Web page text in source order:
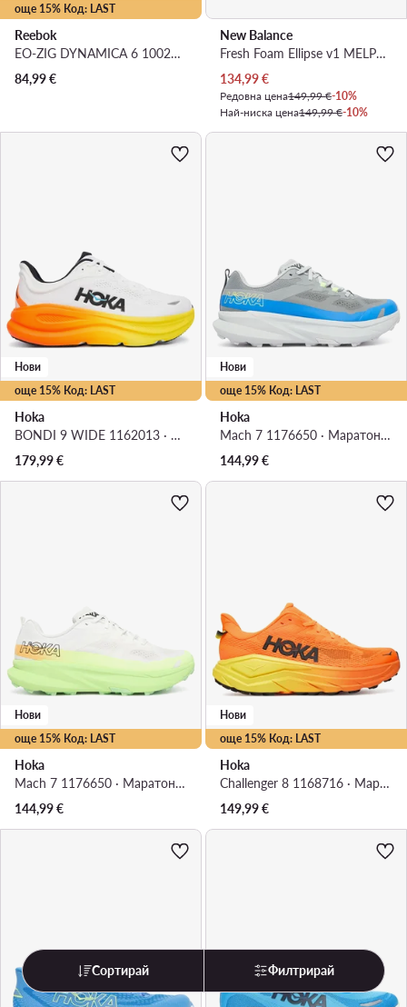
още 15% Код: LAST
Reebok
EO-ZIG DYNAMICA 6 100263918 · Маратонки за бягане
84,99€
New Balance
Fresh Foam Ellipse v1 MELPS21O · Маратонки за бягане
Актуална цена
134,99€
Редовна цена149,99 €-10%
Най-ниска цена149,99 €-10%
още 15% Код: LAST
Нови
Hoka
BONDI 9 WIDE 1162013 · Маратонки за бягане
179,99€
още 15% Код: LAST
Нови
Hoka
Mach 7 1176650 · Маратонки за бягане
144,99€
още 15% Код: LAST
Нови
Hoka
Mach 7 1176650 · Маратонки за бягане
144,99€
още 15% Код: LAST
Нови
Hoka
Challenger 8 1168716 · Маратонки за бягане
149,99€
Сортирай Филтрирай